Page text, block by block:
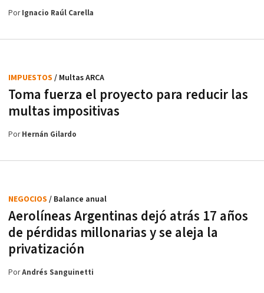
PorIgnacio Raúl Carella
Toma fuerza el proyecto para reducir las
multas impositivas
IMPUESTOS / Multas ARCA
PorHernán Gilardo
Aerolíneas Argentinas dejó atrás 17 años
de pérdidas millonarias y se aleja la
privatización
NEGOCIOS / Balance anual
PorAndrés Sanguinetti